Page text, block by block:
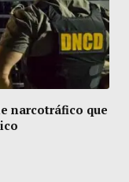
narcotráfico que